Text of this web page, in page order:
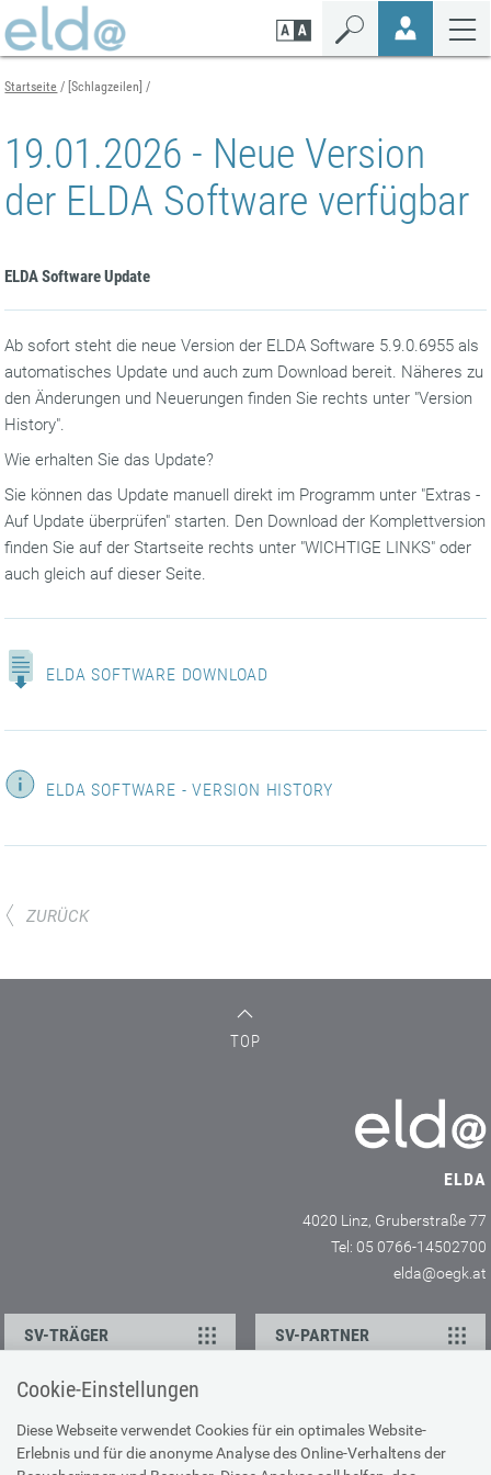
Cookie-Einstellungen
Diese Webseite verwendet Cookies für ein optimales Website-
Erlebnis und für die anonyme Analyse des Online-Verhaltens der
Seiteninhalt
springen
Navigation
springen
Mobilen
Navigation
springen
Startseite [Schlagzeilen]
19.01.2026 - Neue Version
der ELDA Software verfügbar
ELDA Software Update
Ab sofort steht die neue Version der ELDA Software 5.9.0.6955 als
automatisches Update und auch zum Download bereit. Näheres zu
den Änderungen und Neuerungen finden Sie rechts unter "Version
History".
Wie erhalten Sie das Update?
Sie können das Update manuell direkt im Programm unter "Extras -
Auf Update überprüfen" starten. Den Download der Komplettversion
finden Sie auf der Startseite rechts unter "WICHTIGE LINKS" oder
auch gleich auf dieser Seite.
ELDA SOFTWARE DOWNLOAD
ELDA SOFTWARE - VERSION HISTORY
ZURÜCK
TOP
ELDA
4020 Linz, Gruberstraße 77
Tel: 05 0766-14502700
elda@oegk.at
SV-TRÄGER SV-PARTNER
KONTAKT
Ansprechpartner